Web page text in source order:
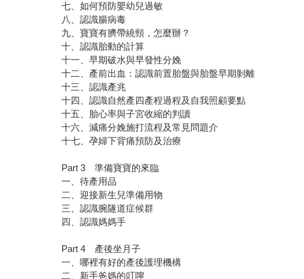
七、如何預防嬰幼兒過敏
八、認識腸病毒
九、寶寶有臍帶繞頸，怎麼辦？
十、認識胎動的計算
十一、早期破水與早發性分娩
十二、產前出血：認識前置胎盤與胎盤早期剝離
十三、認識產兆
十四、認識自然產四產程過程及自我照顧要點
十五、胎心率與子宮收縮的判讀
十六、減痛分娩施打流程及常見問題介
十七、孕婦下背痛預防及治療
Part 3 準備寶寶的來臨
一、待產用品
二、迎接新生兒準備用物
三、認識腕隧道症候群
四、認識媽媽手
Part 4 產後坐月子
一、哪裡有好的產後護理機構
二、新手爸媽的叮嚀